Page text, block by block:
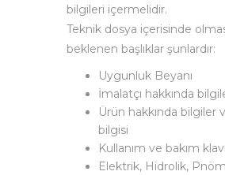
bilgileri içermelidir.
Teknik dosya içerisinde
beklenen başlıklar şunlardır:
Uygunluk Beyanı
İmalatçı hakkında
Ürün hakkında bilgiler
bilgisi
Kullanım ve bakım
Elektrik, Hidrolik,